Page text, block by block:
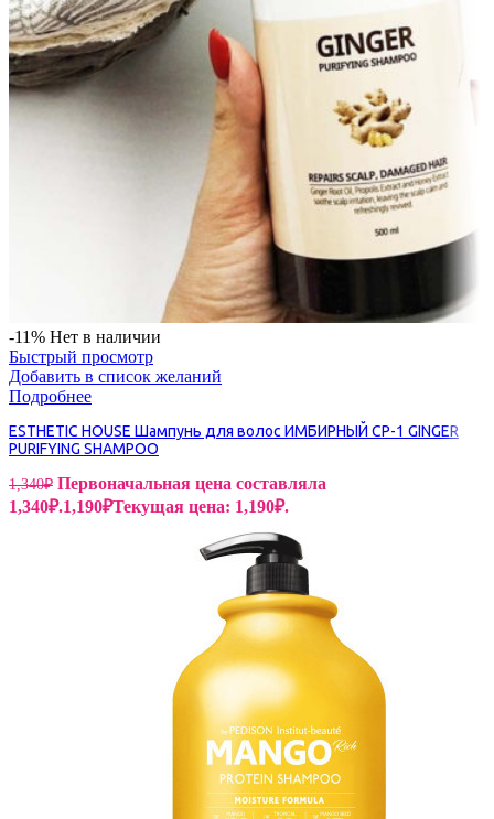
-11% Нет в наличии
Быстрый просмотр
Добавить в список желаний
Подробнее
ESTHETIC HOUSE Шампунь для волос ИМБИРНЫЙ CP-1 GINGER
PURIFYING SHAMPOO
1,340₽ Первоначальная цена составляла
1,340₽.1,190₽Текущая цена: 1,190₽.